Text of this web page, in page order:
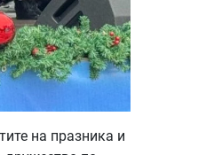
на празника и